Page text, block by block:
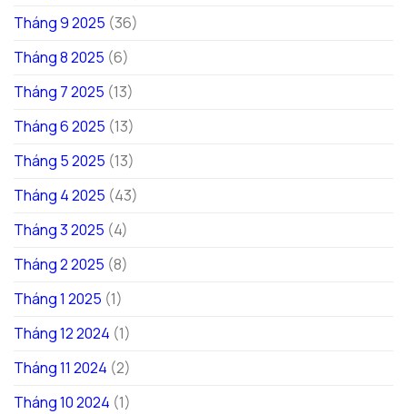
Tháng 9 2025 (36)
Tháng 8 2025 (6)
Tháng 7 2025 (13)
Tháng 6 2025 (13)
Tháng 5 2025 (13)
Tháng 4 2025 (43)
Tháng 3 2025 (4)
Tháng 2 2025 (8)
Tháng 1 2025 (1)
Tháng 12 2024 (1)
Tháng 11 2024 (2)
Tháng 10 2024 (1)